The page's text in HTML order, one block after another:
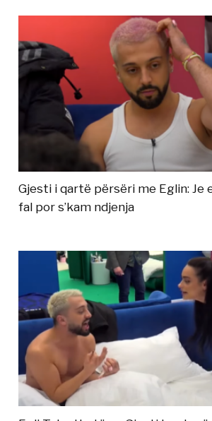
Gjesti i qartë përsëri me Eglin: Je
fal por s’kam ndjenja